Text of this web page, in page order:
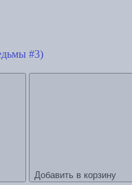
#3)
Добавить в корзину